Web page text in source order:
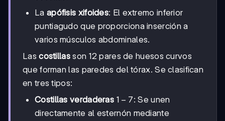
La apófisis xifoides: El extremo inferior
puntiagudo que proporciona inserción a
varios músculos abdominales.
Lascostillasson 12 pares de huesos curvos
que forman las paredes del tórax. Se clasifican
en tres tipos:
Costillas verdaderas 1-
7
1 − 7: Se unen
directamente al esternón mediante